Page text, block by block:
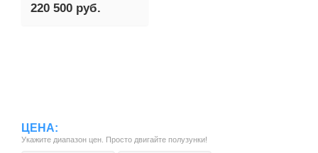
220 500 руб.
ЦЕНА:
Укажите диапазон цен. Просто двигайте полузунки!